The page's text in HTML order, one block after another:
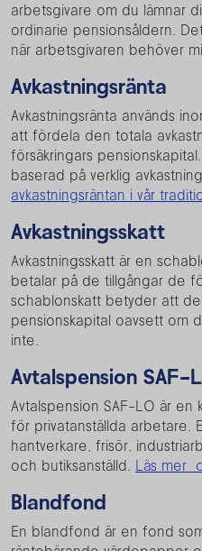
arbetsgivare om du lämnar
ordinarie pensionsåldern.
när arbetsgivaren behöver
Avkastningsränta
Avkastningsränta används
att fördela den totala
försäkringars
baserad på verklig
avkastningsräntan i vår
Avkastningsskatt
Avkastningsskatt är en
betalar på de tillgångar de
schablonskatt betyder att
pensionskapital oavsett om
inte.
Avtalspension SAF-
Avtalspension SAF-LO är en
för privatanställda arbetare.
hantverkare, frisör,
och butiksanställd. Läs mer
Blandfond
En blandfond är en fond